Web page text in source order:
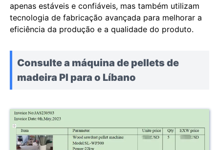
apenas estáveis ​​e confiáveis, mas também utilizam
tecnologia de fabricação avançada para melhorar a
eficiência da produção e a qualidade do produto.
Consulte a máquina de pellets de
madeira PI para o Líbano